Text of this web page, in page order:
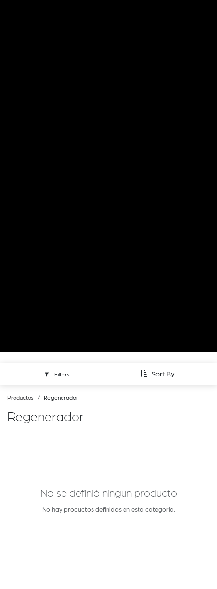
Sort By
Filters
Productos Regenerador
Regenerador
No se definió ningún producto
No hay productos definidos en esta categoría.